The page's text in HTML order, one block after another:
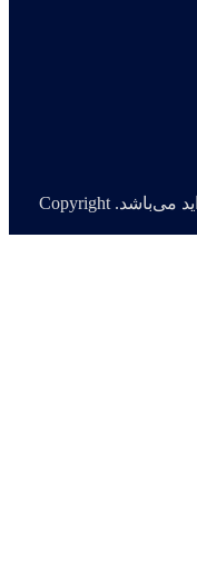
کلیه حقوق این سایت متعلق به فروتی دراید می‌باشد. Copyright